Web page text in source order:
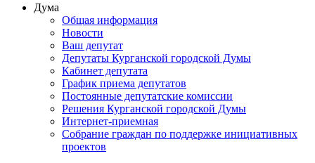
Дума
Общая информация
Новости
Ваш депутат
Депутаты Курганской городской Думы
Кабинет депутата
График приема депутатов
Постоянные депутатские комиссии
Решения Курганской городской Думы
Интернет-приемная
Собрание граждан по поддержке инициативных
проектов